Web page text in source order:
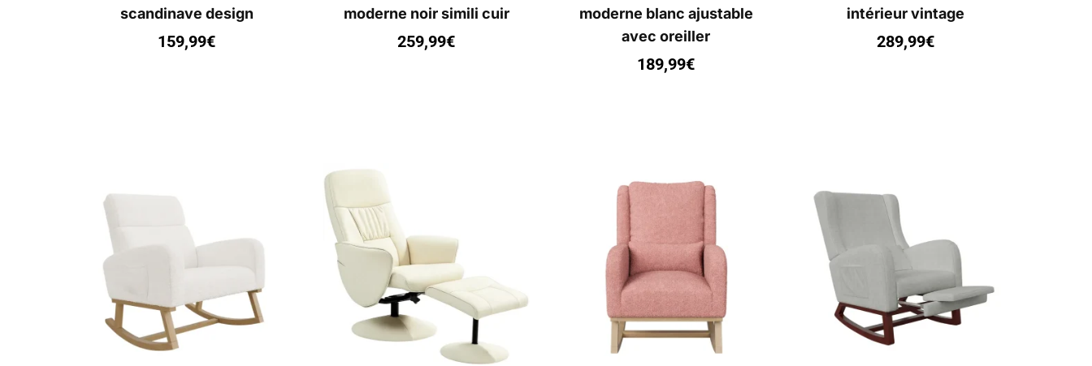
scandinave design
159,99€
moderne noir simili cuir
259,99€
moderne blanc ajustable
avec oreiller
189,99€
intérieur vintage
289,99€